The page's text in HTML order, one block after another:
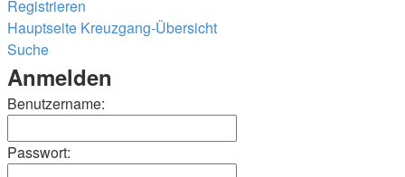
Registrieren
Hauptseite Kreuzgang-Übersicht
Suche
Anmelden
Benutzername:
Passwort: